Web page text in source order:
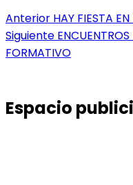
Navegación
de
Anterior Entrada
anterior:
HAY FIESTA
Siguiente Entrada
siguiente:
FORMATIVO
Espacio